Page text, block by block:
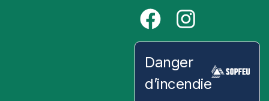
Danger
d’incendie